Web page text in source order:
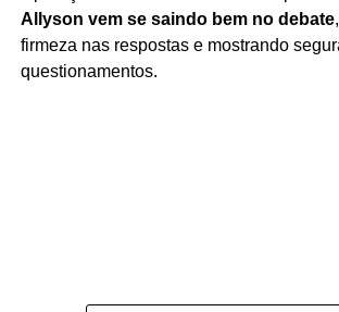
Allyson vem se saindo bem no debate
firmeza nas respostas e mostrando
questionamentos.